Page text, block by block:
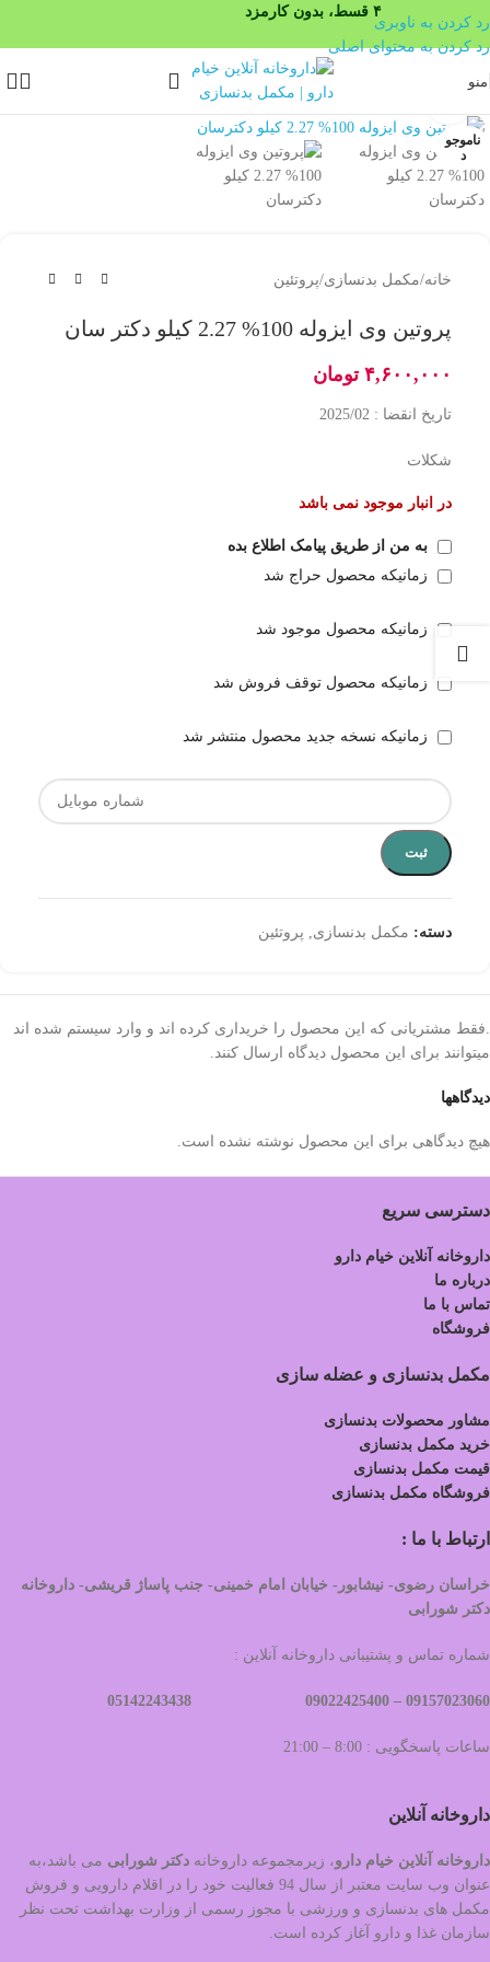
۴ قسط، بدون کارمزد
رد کردن به ناوبری
رد کردن به محتوای اصلی
منو
ناموجو
د
بزرگنمایی تصویر
خانه/مکمل بدنسازی/پروتئین
پروتین وی ایزوله 100% 2.27 کیلو دکتر سان
۴,۶۰۰,۰۰۰ تومان
تاریخ انقضا : 2025/02
شکلات
در انبار موجود نمی باشد
به من از طریق پیامک اطلاع بده
زمانیکه محصول حراج شد
زمانیکه محصول موجود شد
زمانیکه محصول توقف فروش شد
زمانیکه نسخه جدید محصول منتشر شد
ثبت
دسته: مکمل بدنسازی پروتئین
دیدگاهها
هیچ دیدگاهی برای این محصول نوشته نشده است.
.فقط مشتریانی که این محصول را خریداری کرده اند و وارد سیستم شده اند
میتوانند برای این محصول دیدگاه ارسال کنند.
دسترسی سریع
داروخانه آنلاین خیام دارو
درباره ما
تماس با ما
فروشگاه
مکمل بدنسازی و عضله سازی
مشاور محصولات بدنسازی
خرید مکمل بدنسازی
قیمت مکمل بدنسازی
فروشگاه مکمل بدنسازی
ارتباط با ما :
خراسان رضوی- نیشابور- خیابان امام خمینی- جنب پاساژ قریشی- داروخانه
دکتر شورابی
شماره تماس و پشتیبانی داروخانه آنلاین :
09157023060 –
ساعات پاسخگویی : 8:00 – 21:00
داروخانه آنلاین
داروخانه آنلاین خیام دارو، زیرمجموعه داروخانه دکتر شورابی می باشد،به
عنوان وب سایت معتبر از سال 94 فعالیت خود را در اقلام دارویی و فروش
مکمل های بدنسازی و ورزشی با مجوز رسمی از وزارت بهداشت تحت نظر
سازمان غذا و دارو آغاز کرده است.